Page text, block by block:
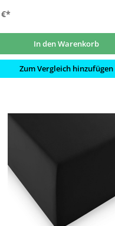
In den Warenkorb
Zum Vergleich hinzufügen